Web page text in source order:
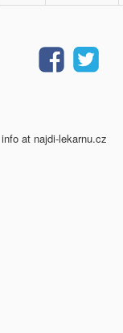
info at najdi-lekarnu.cz